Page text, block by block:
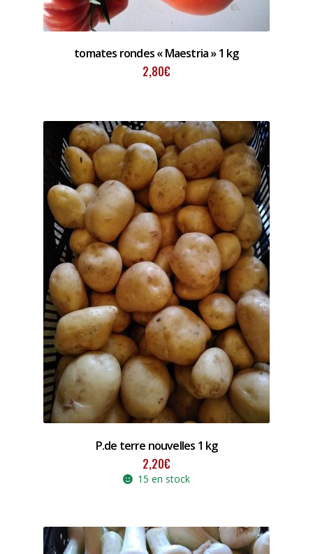
tomates rondes « Maestria » 1 kg
2,80€
P.de terre nouvelles 1 kg
2,20€
15 en stock